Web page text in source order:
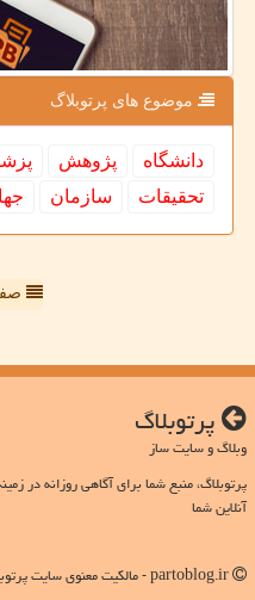
موضوع های پرتوبلاگ
دانشگاه پژوهش
تحقیقات
سازمان
پرتوبلاگ
وبلاگ و سایت ساز
پرتوبلاگ، منبع شما برای آگاهی روزانه در
آنلاین شما